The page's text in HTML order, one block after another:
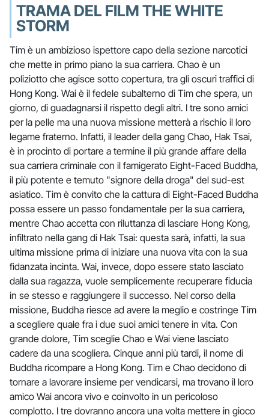
TRAMA DEL FILM THE WHITE
STORM
Tim è un ambizioso ispettore capo della sezione narcotici
che mette in primo piano la sua carriera. Chao è un
poliziotto che agisce sotto copertura, tra gli oscuri traffici di
Hong Kong. Wai è il fedele subalterno di Tim che spera, un
giorno, di guadagnarsi il rispetto degli altri. I tre sono amici
per la pelle ma una nuova missione metterà a rischio il loro
legame fraterno. Infatti, il leader della gang Chao, Hak Tsai,
è in procinto di portare a termine il più grande affare della
sua carriera criminale con il famigerato Eight-Faced Buddha,
il più potente e temuto "signore della droga" del sud-est
asiatico. Tim è convito che la cattura di Eight-Faced Buddha
possa essere un passo fondamentale per la sua carriera,
mentre Chao accetta con riluttanza di lasciare Hong Kong,
infiltrato nella gang di Hak Tsai: questa sarà, infatti, la sua
ultima missione prima di iniziare una nuova vita con la sua
fidanzata incinta. Wai, invece, dopo essere stato lasciato
dalla sua ragazza, vuole semplicemente recuperare fiducia
in se stesso e raggiungere il successo. Nel corso della
missione, Buddha riesce ad avere la meglio e costringe Tim
a scegliere quale fra i due suoi amici tenere in vita. Con
grande dolore, Tim sceglie Chao e Wai viene lasciato
cadere da una scogliera. Cinque anni più tardi, il nome di
Buddha ricompare a Hong Kong. Tim e Chao decidono di
tornare a lavorare insieme per vendicarsi, ma trovano il loro
amico Wai ancora vivo e coinvolto in un pericoloso
complotto. I tre dovranno ancora una volta mettere in gioco